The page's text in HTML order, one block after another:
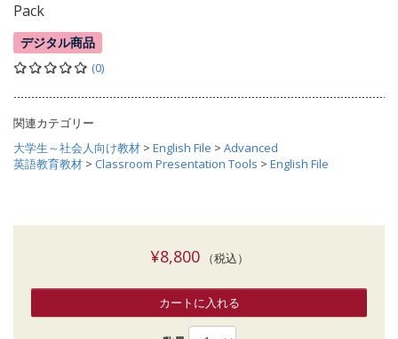
Pack
デジタル商品
(0)
関連カテゴリー
大学生～社会人向け教材 > English File > Advanced
英語教育教材 > Classroom Presentation Tools > English File
¥8,800（税込）
カートに入れる